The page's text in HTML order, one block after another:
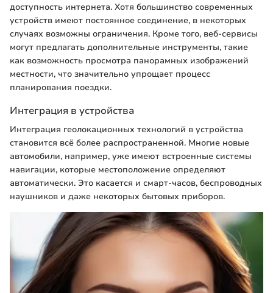
доступность интернета. Хотя большинство современных
устройств имеют постоянное соединение, в некоторых
случаях возможны ограничения. Кроме того, веб-сервисы
могут предлагать дополнительные инструменты, такие
как возможность просмотра панорамных изображений
местности, что значительно упрощает процесс
планирования поездки.
Интеграция в устройства
Интеграция геолокационных технологий в устройства
становится всё более распространенной. Многие новые
автомобили, например, уже имеют встроенные системы
навигации, которые местоположение определяют
автоматически. Это касается и смарт-часов, беспроводных
наушников и даже некоторых бытовых приборов.